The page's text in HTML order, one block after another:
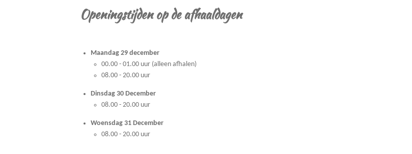
Openingstijden op de afhaaldagen
Maandag 29 december
00.00 - 01.00 uur (alleen afhalen)
08.00 - 20.00 uur
Dinsdag 30 December
08.00 - 20.00 uur
Woensdag 31 December
08.00 - 20.00 uur